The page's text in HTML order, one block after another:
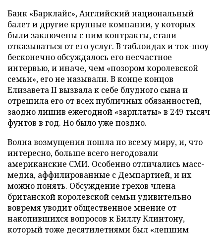
Банк «Барклайс», Английский национальный
балет и другие крупные компании, у которых
были заключены с ним контракты, стали
отказываться от его услуг. В таблоидах и ток-шоу
бесконечно обсуждалось его несчастное
интервью, и иначе, чем «позором королевской
семьи», его не называли. В конце концов
Елизавета II вызвала к себе блудного сына и
отрешила его от всех публичных обязанностей,
заодно лишив ежегодной «зарплаты» в 249 тысяч
фунтов в год. Но было уже поздно.
Волна возмущения пошла по всему миру, и, что
интересно, больше всего негодовали
американские СМИ. Особенно отличались масс-
медиа, аффилированные с Демпартией, и их
можно понять. Обсуждение грехов члена
британской королевской семьи удивительно
вовремя уводит общественное мнение от
накопившихся вопросов к Биллу Клинтону,
который тоже десятилетиями был «лепшим